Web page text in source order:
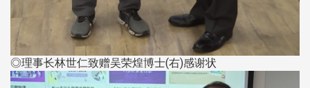
◎理事长林世仁致赠吴荣煌博士(右)感谢状